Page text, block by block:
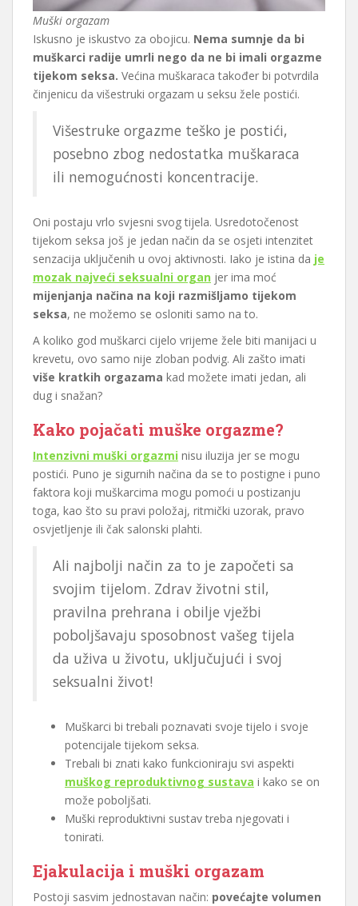
Muški orgazam
Iskusno je iskustvo za obojicu. Nema sumnje da bi
muškarci radije umrli nego da ne bi imali orgazme
tijekom seksa. Većina muškaraca također bi potvrdila
činjenicu da višestruki orgazam u seksu žele postići.
Višestruke orgazme teško je postići,
posebno zbog nedostatka muškaraca
ili nemogućnosti koncentracije.
Oni postaju vrlo svjesni svog tijela. Usredotočenost
tijekom seksa još je jedan način da se osjeti intenzitet
senzacija uključenih u ovoj aktivnosti. Iako je istina da je
mozak najveći seksualni organ jer ima moć
mijenjanja načina na koji razmišljamo tijekom
seksa, ne možemo se osloniti samo na to.
A koliko god muškarci cijelo vrijeme žele biti manijaci u
krevetu, ovo samo nije zloban podvig. Ali zašto imati
više kratkih orgazama kad možete imati jedan, ali
dug i snažan?
Kako pojačati muške orgazme?
Intenzivni muški orgazmi nisu iluzija jer se mogu
postići. Puno je sigurnih načina da se to postigne i puno
faktora koji muškarcima mogu pomoći u postizanju
toga, kao što su pravi položaj, ritmički uzorak, pravo
osvjetljenje ili čak salonski plahti.
Ali najbolji način za to je započeti sa
svojim tijelom. Zdrav životni stil,
pravilna prehrana i obilje vježbi
poboljšavaju sposobnost vašeg tijela
da uživa u životu, uključujući i svoj
seksualni život!
Muškarci bi trebali poznavati svoje tijelo i svoje
potencijale tijekom seksa.
Trebali bi znati kako funkcioniraju svi aspekti
muškog reproduktivnog sustava i kako se on
može poboljšati.
Muški reproduktivni sustav treba njegovati i
tonirati.
Ejakulacija i muški orgazam
Postoji sasvim jednostavan način: povećajte volumen